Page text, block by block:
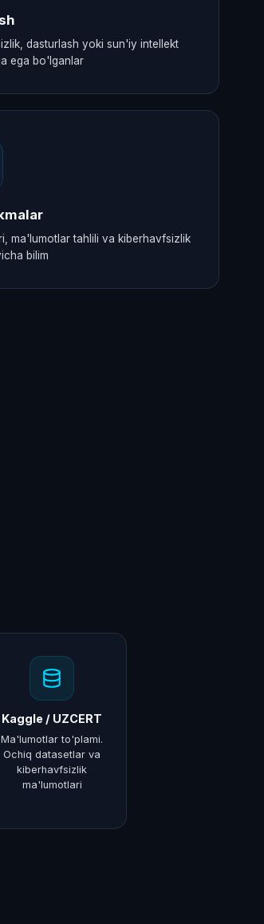
dasturlash yoki sun'iy intellekt
ega bo'lganlar
ma'lumotlar tahlili va kiberhavfsizlik
bilim
Kaggle / UZCERT
Ma'lumotlar to'plami.
Ochiq datasetlar va
kiberhavfsizlik
ma'lumotlari